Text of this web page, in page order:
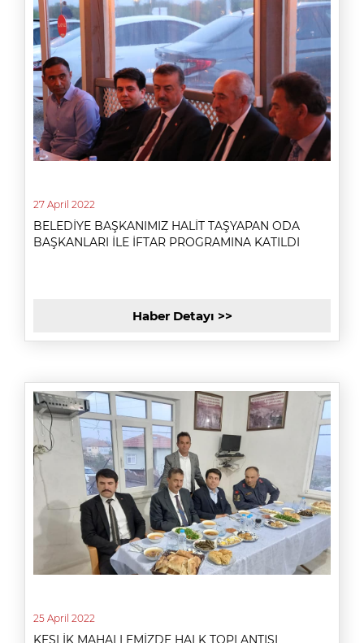
27 April 2022
BELEDİYE BAŞKANIMIZ HALİT TAŞYAPAN ODA
BAŞKANLARI İLE İFTAR PROGRAMINA KATILDI
Haber Detayı >>
25 April 2022
KEŞLİK MAHALLEMİZDE HALK TOPLANTISI